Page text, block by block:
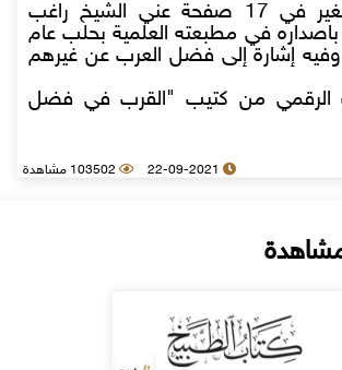
هو كتيب صغير في 17 صفحة عني الشيخ راغب
باصداره في مطبعته العلمية بحلب عام
وفيه إشارة إلى فضل العرب عن غيرهم
الرقمي من كتيب "القرب في فضل
22-09-2021 103502 مشاهدة